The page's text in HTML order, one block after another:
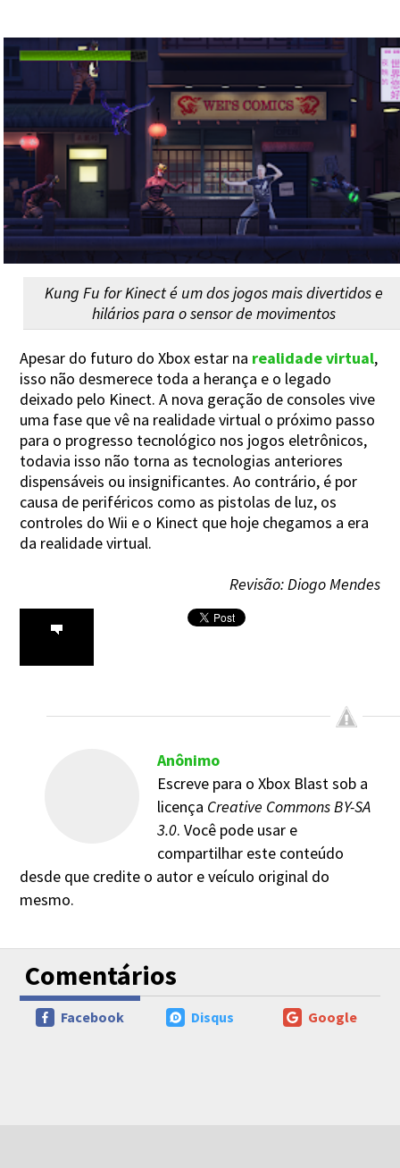
Kung Fu for Kinect é um dos jogos mais divertidos e
hilários para o sensor de movimentos
Apesar do futuro do Xbox estar na realidade virtual,
isso não desmerece toda a herança e o legado
deixado pelo Kinect. A nova geração de consoles vive
uma fase que vê na realidade virtual o próximo passo
para o progresso tecnológico nos jogos eletrônicos,
todavia isso não torna as tecnologias anteriores
dispensáveis ou insignificantes. Ao contrário, é por
causa de periféricos como as pistolas de luz, os
controles do Wii e o Kinect que hoje chegamos a era
da realidade virtual.
Revisão: Diogo Mendes
Anônimo
Escreve para o Xbox Blast sob a
licença Creative Commons BY-SA
3.0. Você pode usar e
compartilhar este conteúdo
desde que credite o autor e veículo original do
mesmo.
Comentários
Google
Disqus
Facebook